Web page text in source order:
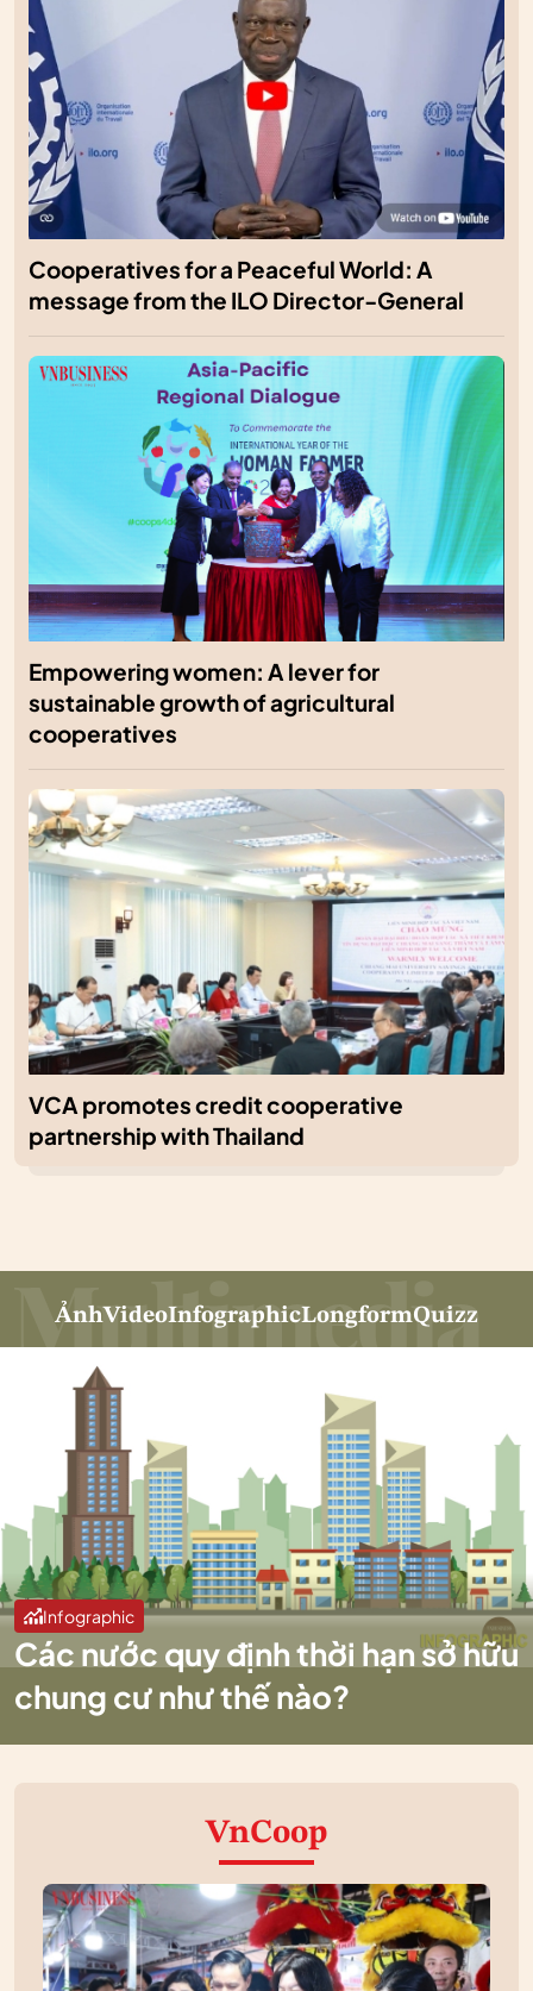
Cooperatives for a Peaceful World: A
message from the ILO Director-General
Empowering women: A lever for
sustainable growth of agricultural
cooperatives
VCA promotes credit cooperative
partnership with Thailand
ẢnhVideoInfographicLongformQuizz
Infographic
Các nước quy định thời hạn sở hữu
chung cư như thế nào?
VnCoop